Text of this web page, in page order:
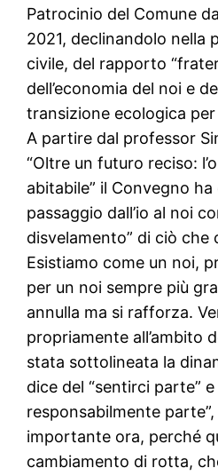
Patrocinio del Comune
2021, declinandolo nella
civile, del rapporto
dell’economia del noi e
transizione ecologica
A partire dal professor
“Oltre un futuro reciso:
abitabile” il Convegno
passaggio dall’io al noi
disvelamento” di ciò che
Esistiamo come un noi,
per un noi sempre più
annulla ma si rafforza.
propriamente all’ambito
stata sottolineata la
dice del “sentirci parte”
responsabilmente
importante ora, perché
cambiamento di rotta,